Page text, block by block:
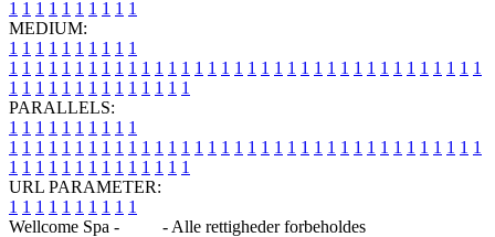
1 1 1 1 1 1 1 1 1 1
MEDIUM:
1 1 1 1 1 1 1 1 1 1
1 1 1 1 1 1 1 1 1 1 1 1 1 1 1 1 1 1 1 1 1 1 1 1 1 1 1 1 1 1 1 1 1 1 1 1
1 1 1 1 1 1 1 1 1 1 1 1 1 1
PARALLELS:
1 1 1 1 1 1 1 1 1 1
1 1 1 1 1 1 1 1 1 1 1 1 1 1 1 1 1 1 1 1 1 1 1 1 1 1 1 1 1 1 1 1 1 1 1 1
1 1 1 1 1 1 1 1 1 1 1 1 1 1
URL PARAMETER:
1 1 1 1 1 1 1 1 1 1
Wellcome Spa -
- Alle rettigheder forbeholdes